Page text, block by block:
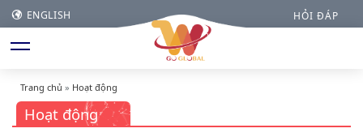
ENGLISH HỎI ĐÁP
Trang chủ » Hoạt động
Hoạt động